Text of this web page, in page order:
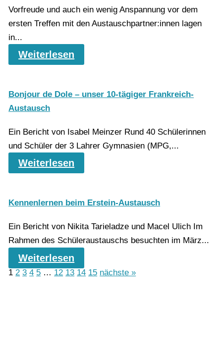
Vorfreude und auch ein wenig Anspannung vor dem
ersten Treffen mit den Austauschpartner:innen lagen
in...
Weiterlesen
Bonjour de Dole – unser 10-tägiger Frankreich-
Austausch
Ein Bericht von Isabel Meinzer Rund 40 Schülerinnen
und Schüler der 3 Lahrer Gymnasien (MPG,...
Weiterlesen
Kennenlernen beim Erstein-Austausch
Ein Bericht von Nikita Tarieladze und Macel Ulich Im
Rahmen des Schüleraustauschs besuchten im März...
Weiterlesen
1 2 3 4 5 … 12 13 14 15 nächste »